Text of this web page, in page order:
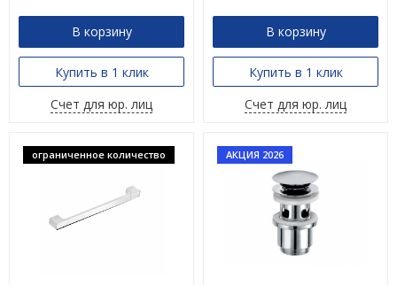
В корзину
Купить в 1 клик
Счет для юр. лиц
В корзину
Купить в 1 клик
Счет для юр. лиц
ограниченное количество АКЦИЯ 2026